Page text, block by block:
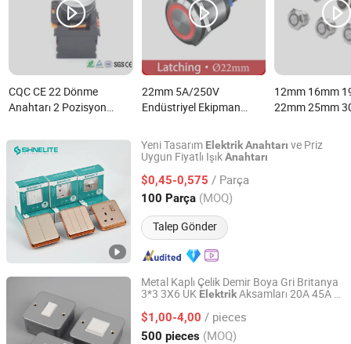
CQC CE 22 Dönme
Anahtarı 2 Pozisyon
Elektrik Anahtarı Kalıp
Makinesi için nedir?
22mm 5A/250V
Endüstriyel Ekipman
için AC Metal Su
Geçirmez Buton Anahtarı
12mm 16mm
22mm 25mm
Aydınlatmalı
Yeni Tasarım ElektrikAnahtarı ve Priz
Uygun Fiyatlı IşıkAnahtarı
$0,45-0,575 / Parça
100 Parça (MOQ)
Talep Gönder
Shanghai Shinelite Electric Co., Ltd.
Shanghai, China Fiyat 2018
Metal Kaplı Çelik Demir Boya Gri Britanya
3*3 3X6 UK ElektrikAksamları 20A 45A 1
Anahtarları ve Priz
$1,00-4,00 / pieces
500 pieces (MOQ)
Wenzhou Amon Electric Co., Ltd
Zhejiang, China Fiyat 2024